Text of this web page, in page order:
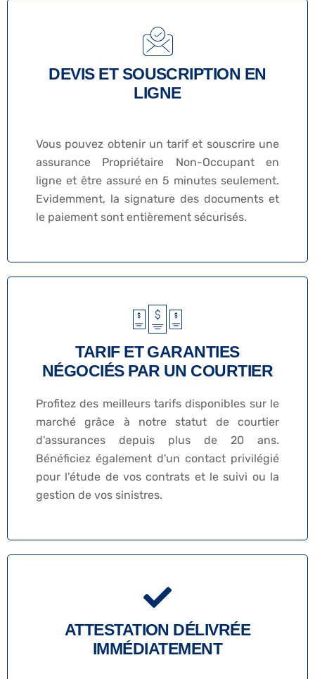
DEVIS ET SOUSCRIPTION EN
LIGNE
Vous pouvez obtenir un tarif et souscrire une
assurance Propriétaire Non-Occupant en
ligne et être assuré en 5 minutes seulement.
Evidemment, la signature des documents et
le paiement sont entièrement sécurisés.
TARIF ET GARANTIES
NÉGOCIÉS PAR UN COURTIER
Profitez des meilleurs tarifs disponibles sur le
marché grâce à notre statut de courtier
d'assurances depuis plus de 20 ans.
Bénéficiez également d'un contact privilégié
pour l'étude de vos contrats et le suivi ou la
gestion de vos sinistres.
ATTESTATION DÉLIVRÉE
IMMÉDIATEMENT